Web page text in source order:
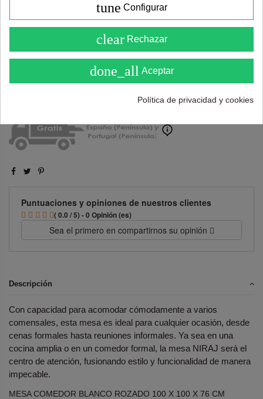
Añadir al carrito
Puntuaciones y opiniones de nuestros clientes
( 0.0 / 5) - 0 Opinión (es)
Sea el primero en compartirnos su opinión
Descripción
Con capacidad para acomodar cómodamente a varios
comensales, esta mesa es ideal para cualquier ocasión, desde
cenas formales hasta reuniones informales. Ya sea en una
cocina amplia o en un comedor formal, la mesa NIRAJ será el
centro de atención, fusionando estilo y funcionalidad de manera
impecable.
MESA COMEDOR BLANCO ROZADO 100 X 100 X 76 CM
tune Configurar
clear Rechazar
done_all Aceptar
Política de privacidad y cookies